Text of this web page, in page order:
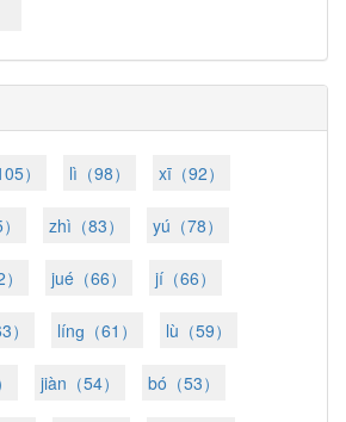
） lì（98） xī（92）
zhì（83） yú（78）
jué（66） jí（66）
línɡ（61） lù（59）
jiàn（54） bó（53）